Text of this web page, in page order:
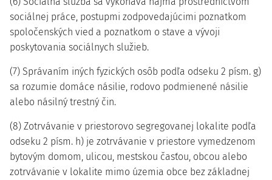
sociálnej práce, postupmi zodpovedajúcimi poznatkom
spoločenských vied a poznatkom o stave a vývoji
poskytovania sociálnych služieb.
(7) Správaním iných fyzických osôb podľa odseku 2 písm. g)
sa rozumie domáce násilie, rodovo podmienené násilie
alebo násilný trestný čin.
(8) Zotrvávanie v priestorovo segregovanej lokalite podľa
odseku 2 písm. h) je zotrvávanie v priestore vymedzenom
bytovým domom, ulicou, mestskou časťou, obcou alebo
zotrvávanie v lokalite mimo územia obce bez základnej